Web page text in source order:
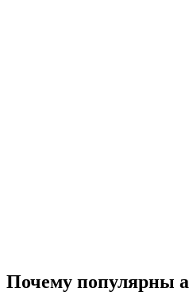
Почему популярны